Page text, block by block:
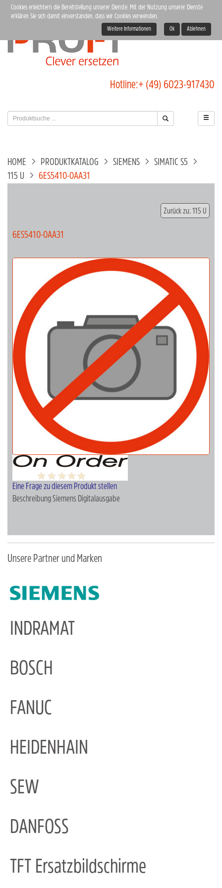
Hotline:+ (49) 6023-917430
HOME PRODUKTKATALOG SIEMENS
SIMATIC S5
115 U
6ES5410-0AA31
Zurück zu: 115 U
6ES5410-0AA31
Eine Frage zu diesem Produkt stellen
BeschreibungSiemens Digitalausgabe
Unsere Partner und Marken
INDRAMAT
BOSCH
FANUC
HEIDENHAIN
SEW
DANFOSS
TFT Ersatzbildschirme
Cookies erleichtern die Bereitstellung unserer Dienste. Mit der Nutzung unserer Dienste
erklären Sie sich damit einverstanden, dass wir Cookies verwenden.
Weitere Informationen Ok Ablehnen